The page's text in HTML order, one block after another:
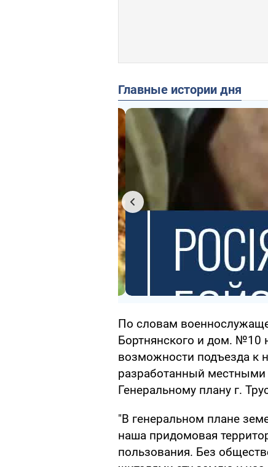
Главные истории дня
По словам
Бортнянского и дом. №10
возможности подъезда к
разработанный местными
Генеральному плану г.
"В генеральном плане
наша придомовая
пользования. Без